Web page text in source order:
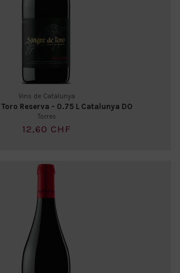
Vins de Catalunya
Reserva - 0.75 L Catalunya DO
Torres
12,60 CHF